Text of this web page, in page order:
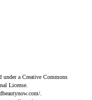
under aCreative Commons
License.
.